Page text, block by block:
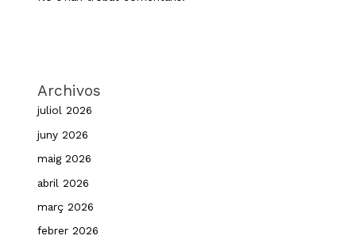
Archivos
juliol 2026
juny 2026
maig 2026
abril 2026
març 2026
febrer 2026